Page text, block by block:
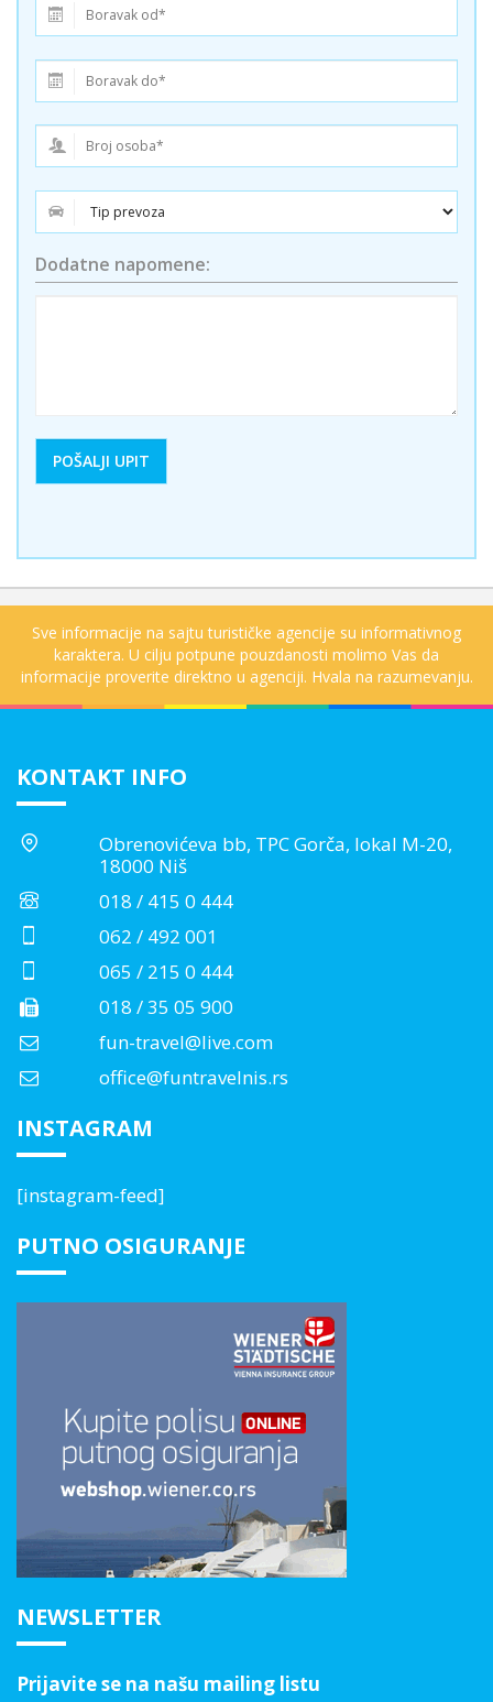
Dodatne napomene:
Sve informacije na sajtu turističke agencije su informativnog
karaktera. U cilju potpune pouzdanosti molimo Vas da
informacije proverite direktno u agenciji. Hvala na razumevanju.
KONTAKT INFO
Obrenovićeva bb, TPC Gorča, lokal M-20,
18000 Niš
018 / 415 0 444
062 / 492 001
065 / 215 0 444
018 / 35 05 900
fun-travel@live.com
office@funtravelnis.rs
INSTAGRAM
[instagram-feed]
PUTNO OSIGURANJE
NEWSLETTER
Prijavite se na našu mailing listu